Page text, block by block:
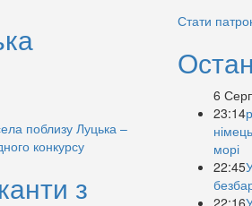
з
Стати
6
23:14
морі
22:45